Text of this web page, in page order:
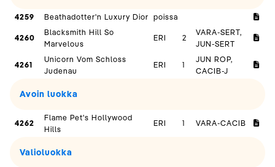
4259 Beathadotter'n Luxury Dior poissa
4260
Blacksmith Hill So
Marvelous
ERI 2
VARA-SERT,
JUN-SERT
4261
Unicorn Vom Schloss
Judenau
ERI 1
JUN ROP,
CACIB-J
Avoin luokka
4262
Flame Pet's Hollywood
Hills
ERI 1 VARA-CACIB
Valioluokka